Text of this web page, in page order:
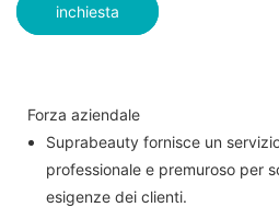
inchiesta
Forza aziendale
Suprabeauty fornisce un
professionale e premuroso per
esigenze dei clienti.